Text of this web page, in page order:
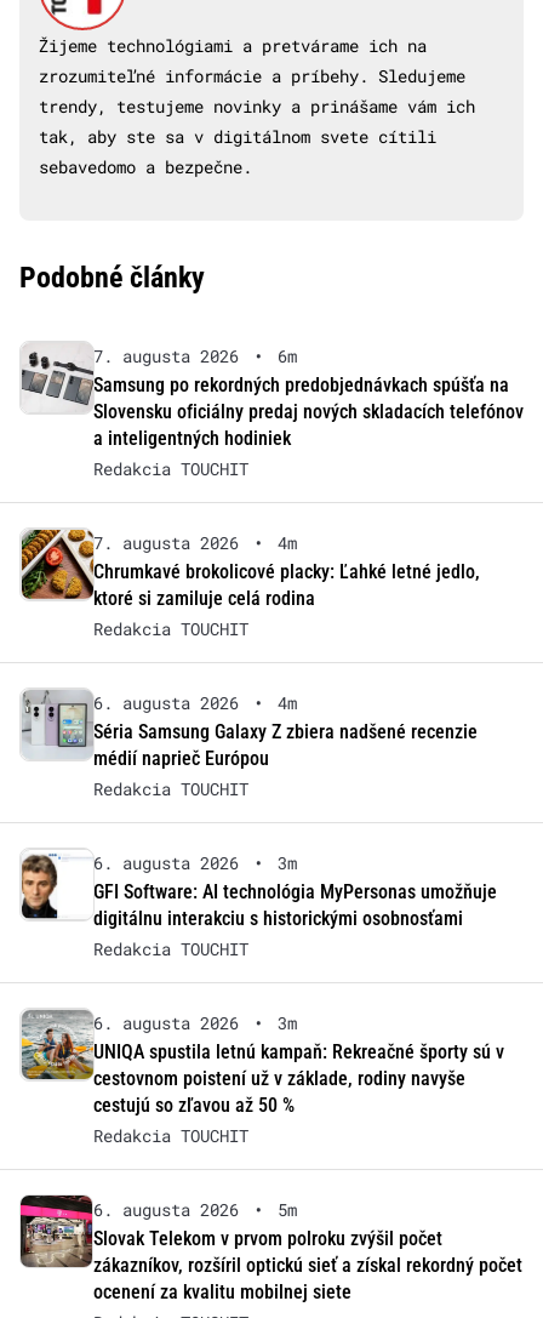
Žijeme technológiami a pretvárame ich na
zrozumiteľné informácie a príbehy. Sledujeme
trendy, testujeme novinky a prinášame vám ich
tak, aby ste sa v digitálnom svete cítili
sebavedomo a bezpečne.
Podobné články
7. augusta 2026 •
6m
Samsung po rekordných predobjednávkach spúšťa na
Slovensku oficiálny predaj nových skladacích telefónov
a inteligentných hodiniek
Redakcia TOUCHIT
7. augusta 2026 •
4m
Chrumkavé brokolicové placky: Ľahké letné jedlo,
ktoré si zamiluje celá rodina
Redakcia TOUCHIT
6. augusta 2026 •
4m
Séria Samsung Galaxy Z zbiera nadšené recenzie
médií naprieč Európou
Redakcia TOUCHIT
6. augusta 2026 •
3m
GFI Software: AI technológia MyPersonas umožňuje
digitálnu interakciu s historickými osobnosťami
Redakcia TOUCHIT
6. augusta 2026 •
3m
UNIQA spustila letnú kampaň: Rekreačné športy sú v
cestovnom poistení už v základe, rodiny navyše
cestujú so zľavou až 50 %
Redakcia TOUCHIT
6. augusta 2026 •
5m
Slovak Telekom v prvom polroku zvýšil počet
zákazníkov, rozšíril optickú sieť a získal rekordný počet
ocenení za kvalitu mobilnej siete